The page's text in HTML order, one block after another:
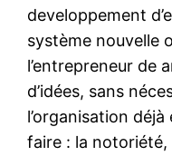
developpement
système nouvelle
l’entrepreneur de
d’idées, sans
l’organisation
faire : la